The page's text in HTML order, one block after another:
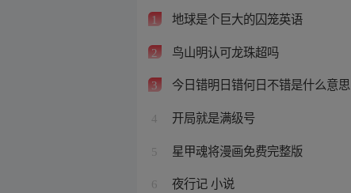
1 地球是个巨大的囚笼英语
2 鸟山明认可龙珠超吗
3 今日错明日错何日不错是什么意思
4 开局就是满级号
5 星甲魂将漫画免费完整版
6 夜行记 小说